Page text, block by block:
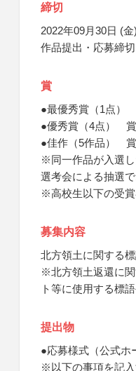
締切
2022年09月30日 (金)
作品提出・応募締
賞
●最優秀賞（1点）
●優秀賞（4点）
●佳作（5作品）
※同一作品が入選
選考会による抽選
※高校生以下の受
募集内容
北方領土に関する
※北方領土返還に
ト等に使用する標
提出物
●応募様式（公式ホ
※以下の事項を記入